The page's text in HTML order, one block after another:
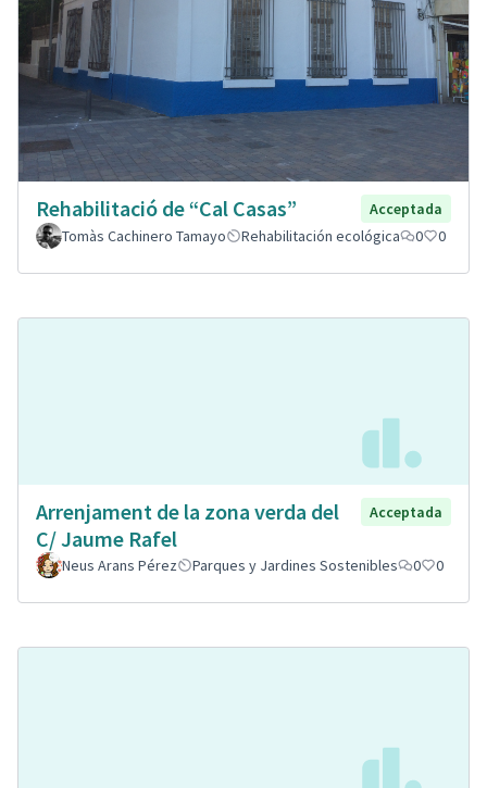
Rehabilitació de “Cal Casas”
Acceptada
Tomàs Cachinero Tamayo
Rehabilitación ecológica 0 0
Arrenjament de la zona verda del
C/ Jaume Rafel
Acceptada
Neus Arans Pérez Parques y Jardines Sostenibles 0 0